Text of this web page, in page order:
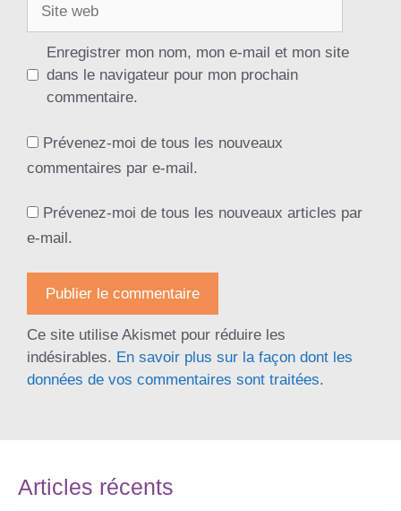
Enregistrer mon nom, mon e-mail et mon site
dans le navigateur pour mon prochain
commentaire.
Prévenez-moi de tous les nouveaux
commentaires par e-mail.
Prévenez-moi de tous les nouveaux articles par
e-mail.
Ce site utilise Akismet pour réduire les
indésirables. En savoir plus sur la façon dont les
données de vos commentaires sont traitées.
Articles récents